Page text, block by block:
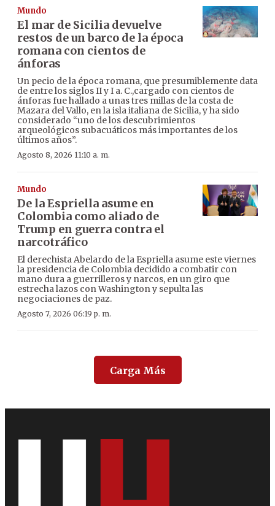
Mundo
El mar de Sicilia devuelve
restos de un barco de la época
romana con cientos de
ánforas
Un pecio de la época romana, que presumiblemente data
de entre los siglos II y I a. C.,cargado con cientos de
ánforas fue hallado a unas tres millas de la costa de
Mazara del Vallo, en la isla italiana de Sicilia, y ha sido
considerado “uno de los descubrimientos
arqueológicos subacuáticos más importantes de los
últimos años”.
Agosto 8, 2026 11:10 a. m.
Mundo
De la Espriella asume en
Colombia como aliado de
Trump en guerra contra el
narcotráfico
El derechista Abelardo de la Espriella asume este viernes
la presidencia de Colombia decidido a combatir con
mano dura a guerrilleros y narcos, en un giro que
estrecha lazos con Washington y sepulta las
negociaciones de paz.
Agosto 7, 2026 06:19 p. m.
Carga Más